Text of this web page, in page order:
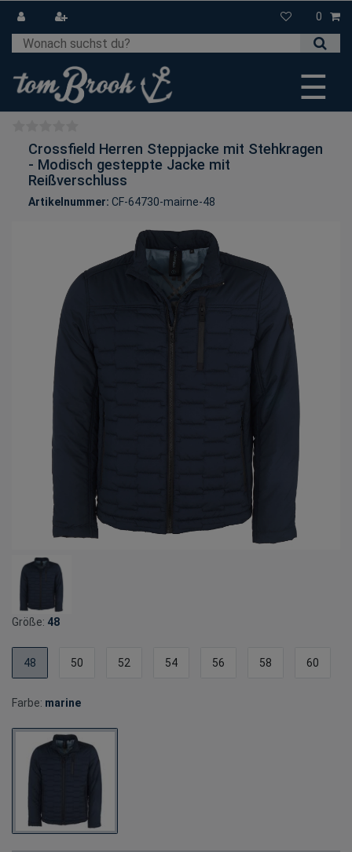
0
☰
Crossfield Herren Steppjacke mit Stehkragen
- Modisch gesteppte Jacke mit
Reißverschluss
Artikelnummer: CF-64730-mairne-48
Größe: 48
48 50 52 54 56 58 60
Farbe: marine